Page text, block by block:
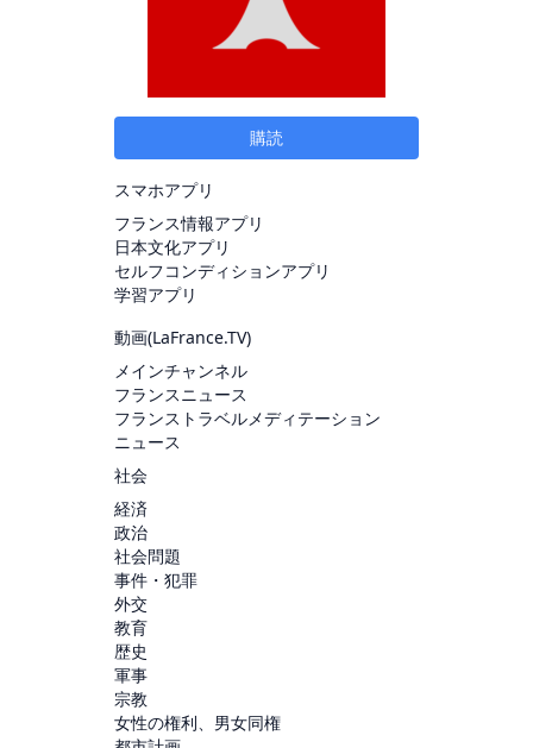
購読
スマホアプリ
フランス情報アプリ
日本文化アプリ
セルフコンディションアプリ
学習アプリ
動画(LaFrance.TV)
メインチャンネル
フランスニュース
フランストラベルメディテーション
ニュース
社会
経済
政治
社会問題
事件・犯罪
外交
教育
歴史
軍事
宗教
女性の権利、男女同権